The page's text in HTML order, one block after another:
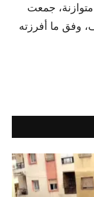
جمعت
وفق ما أفرزته